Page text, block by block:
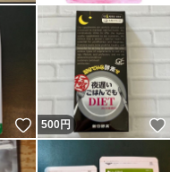
いいね！
500円